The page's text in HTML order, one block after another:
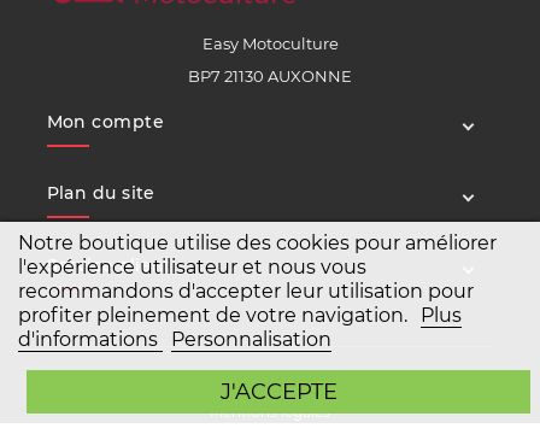
Notre boutique utilise des cookies pour améliorer
l'expérience utilisateur et nous vous
recommandons d'accepter leur utilisation pour
profiter pleinement de votre navigation.
Plus
d'informations
Personnalisation
J'ACCEPTE
Easy Motoculture
BP7 21130 AUXONNE
Mon compte
Plan du site
Service client
Copyright Easy Motoculture 2026
Mentions légales